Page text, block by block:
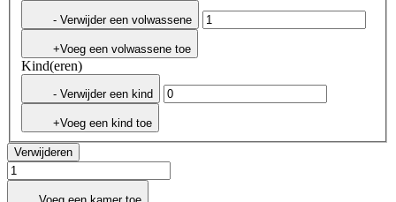
- Verwijder een volwassene
+Voeg een volwassene toe
Kind(eren)
- Verwijder een kind
+Voeg een kind toe
Verwijderen